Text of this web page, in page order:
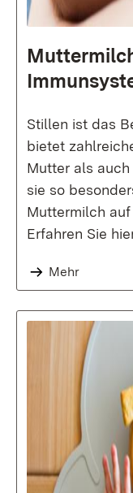
Stillen ist das
bietet
Mutter als
sie so
Muttermilch
Erfahren Sie
Mehr